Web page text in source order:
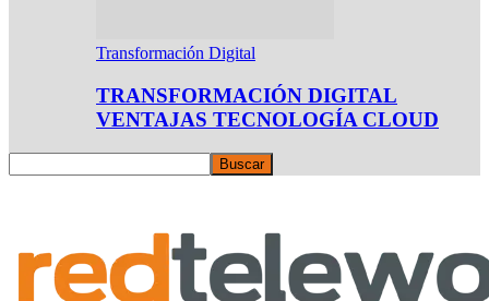
Transformación Digital
TRANSFORMACIÓN DIGITAL
VENTAJAS TECNOLOGÍA CLOUD